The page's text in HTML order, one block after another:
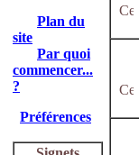
Plan du
site
Par quoi
commencer...
?
Préférences